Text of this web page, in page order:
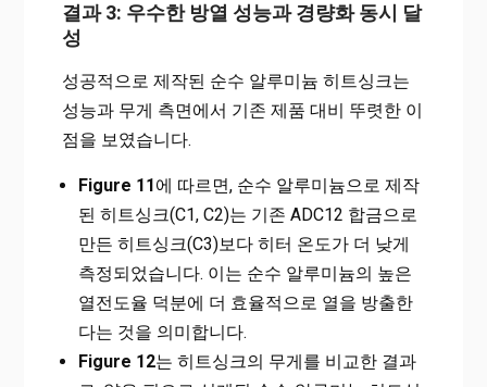
결과 3: 우수한 방열 성능과 경량화 동시 달
성
성공적으로 제작된 순수 알루미늄 히트싱크는
성능과 무게 측면에서 기존 제품 대비 뚜렷한 이
점을 보였습니다.
Figure 11에 따르면, 순수 알루미늄으로 제작
된 히트싱크(C1, C2)는 기존 ADC12 합금으로
만든 히트싱크(C3)보다 히터 온도가 더 낮게
측정되었습니다. 이는 순수 알루미늄의 높은
열전도율 덕분에 더 효율적으로 열을 방출한
다는 것을 의미합니다.
Figure 12는 히트싱크의 무게를 비교한 결과